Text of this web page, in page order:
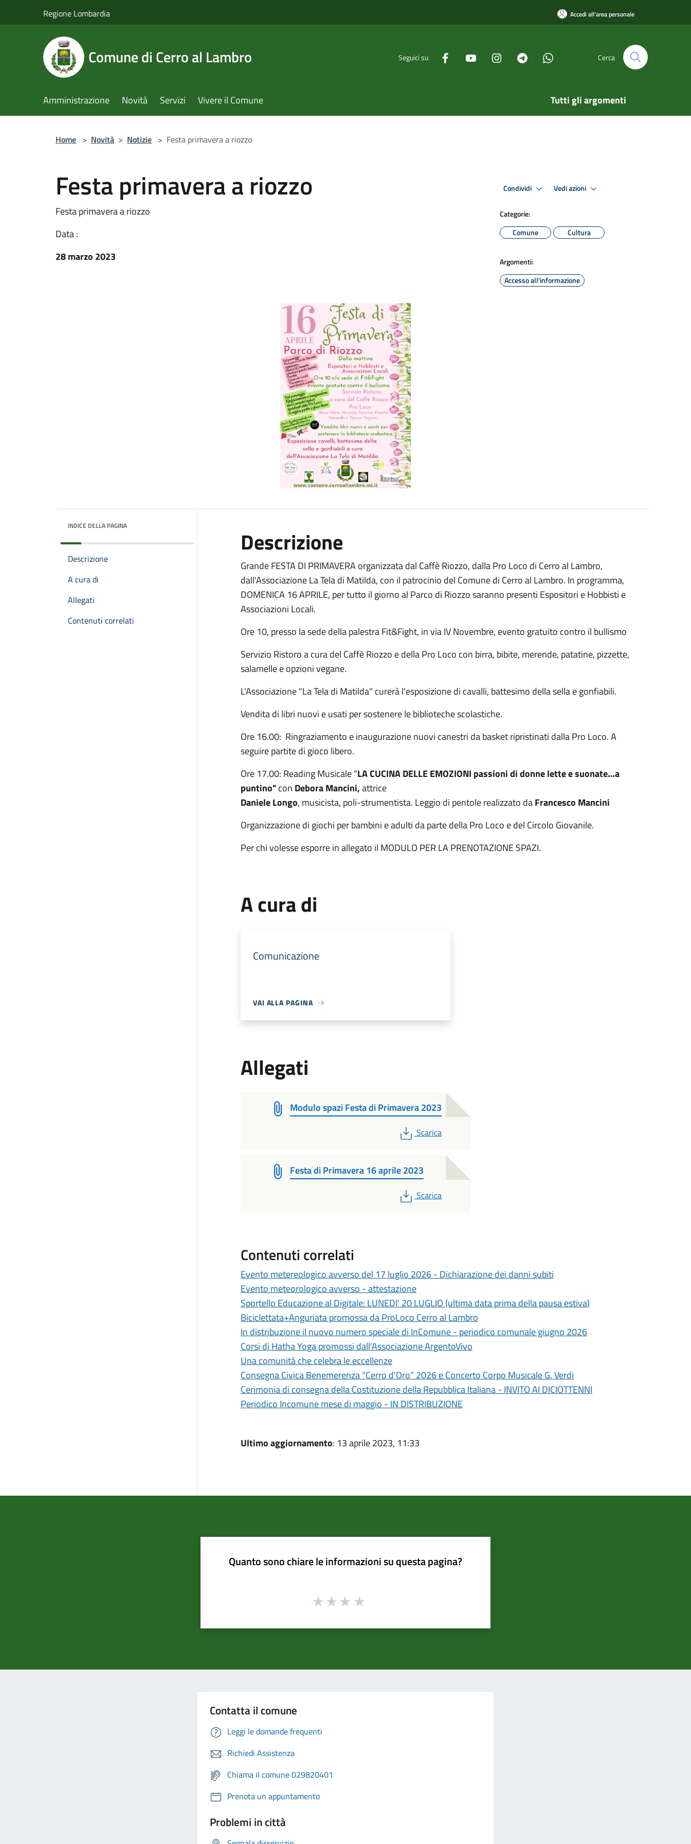
Regione Lombardia Accedi all'area personale
Comune di Cerro al Lambro Seguici su Cerca
Amministrazione Novità Servizi Vivere il Comune Tutti gli argomenti
Home > Novità > Notizie > Festa primavera a riozzo
Festa primavera a riozzo
Festa primavera a riozzo
Data :
28 marzo 2023
Condividi Vedi azioni
Categorie:
Comune
Cultura
Argomenti:
Accesso all'informazione
INDICE DELLA PAGINA
Descrizione
A cura di
Allegati
Contenuti correlati
Descrizione
Grande FESTA DI PRIMAVERA organizzata dal Caffè Riozzo, dalla Pro Loco di Cerro al Lambro,
dall'Associazione La Tela di Matilda, con il patrocinio del Comune di Cerro al Lambro. In programma,
DOMENICA 16 APRILE, per tutto il giorno al Parco di Riozzo saranno presenti Espositori e Hobbisti e
Associazioni Locali.
Ore 10, presso la sede della palestra Fit&Fight, in via IV Novembre, evento gratuito contro il bullismo
Servizio Ristoro a cura del Caffè Riozzo e della Pro Loco con birra, bibite, merende, patatine, pizzette,
salamelle e opzioni vegane.
L'Associazione "La Tela di Matilda" curerà l'esposizione di cavalli, battesimo della sella e gonfiabili.
Vendita di libri nuovi e usati per sostenere le biblioteche scolastiche.
Ore 16.00: Ringraziamento e inaugurazione nuovi canestri da basket ripristinati dalla Pro Loco. A
seguire partite di gioco libero.
Ore 17.00: Reading Musicale "LA CUCINA DELLE EMOZIONI passioni di donne lette e suonate…a
puntino"con Debora Mancini,attrice
Daniele Longo, musicista, poli-strumentista. Leggio di pentole realizzato daFrancesco Mancini
Organizzazione di giochi per bambini e adulti da parte della Pro Loco e del Circolo Giovanile.
Per chi volesse esporre in allegato il MODULO PER LA PRENOTAZIONE SPAZI.
A cura di
Comunicazione
VAI ALLA PAGINA
Allegati
Modulo spazi Festa di Primavera 2023
PDF
Scarica
Festa di Primavera 16 aprile 2023
PDF
Scarica
Contenuti correlati
Evento metereologico avverso del 17 luglio 2026 - Dichiarazione dei danni subiti
Evento meteorologico avverso - attestazione
Sportello Educazione al Digitale: LUNEDI' 20 LUGLIO (ultima data prima della pausa estiva)
Biciclettata+Anguriata promossa da ProLoco Cerro al Lambro
In distribuzione il nuovo numero speciale di InComune - periodico comunale giugno 2026
Corsi di Hatha Yoga promossi dall'Associazione ArgentoVivo
Una comunità che celebra le eccellenze
Consegna Civica Benemerenza "Cerro d'Oro" 2026 e Concerto Corpo Musicale G. Verdi
Cerimonia di consegna della Costituzione della Repubblica Italiana - INVITO AI DICIOTTENNI
Periodico Incomune mese di maggio - IN DISTRIBUZIONE
Ultimo aggiornamento: 13 aprile 2023, 11:33
Quanto sono chiare le informazioni su questa pagina?
Contatta il comune
Leggi le domande frequenti
Richiedi Assistenza
Chiama il comune 029820401
Prenota un appuntamento
Problemi in città